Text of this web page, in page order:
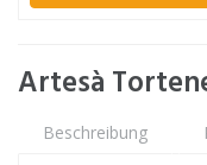
Artesà
Beschreibung